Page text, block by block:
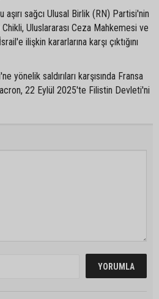
sağcı Ulusal Birlik (RN) Partisi'nin
Uluslararası Ceza Mahkemesi ve
ilişkin kararlarına karşı çıktığını
yönelik saldırıları karşısında Fransa
22 Eylül 2025'te Filistin Devleti'ni